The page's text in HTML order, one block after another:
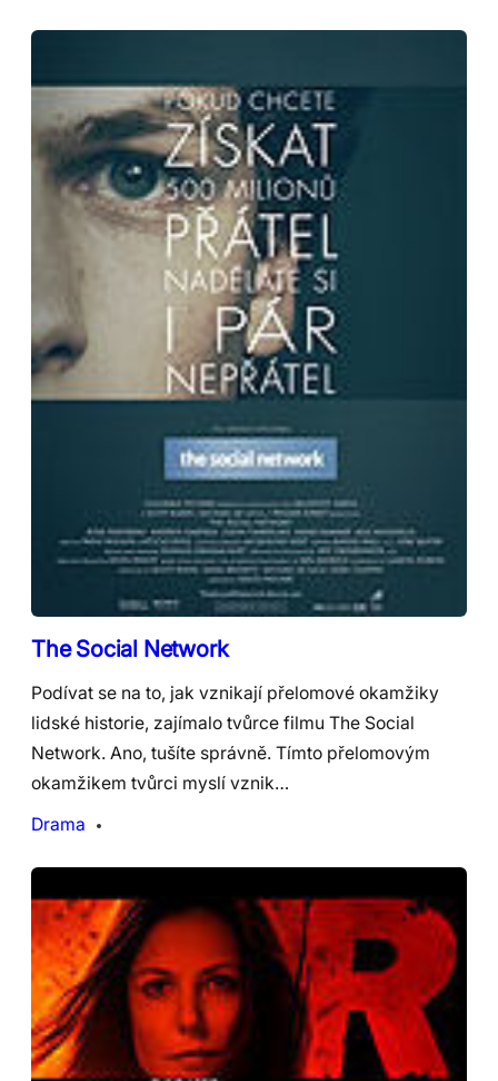
The Social Network
Podívat se na to, jak vznikají přelomové okamžiky
lidské historie, zajímalo tvůrce filmu The Social
Network. Ano, tušíte správně. Tímto přelomovým
okamžikem tvůrci myslí vznik…
Drama